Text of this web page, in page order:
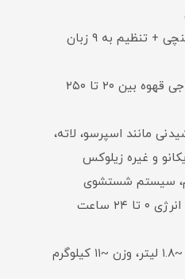
صفحه نمایش لمسی ۷ اینچی + تنظیم به ۹ زبان
قابلیت انتخاب حجم خروجی قهوه بین ۲۰ تا ۲۵۰
~۲۰ نوع نوشیدنی مانند اسپرسو، لاته،
و غیره زیلوکس
سیستم شستشوی
خودکار، حالت صرفه‌جویی انرژی ۰ تا ۲۴ ساعت
مخزن آب قابل جدا شدن ~۱.۸ لیتر، وزن ~۱۱ کیلوگرم